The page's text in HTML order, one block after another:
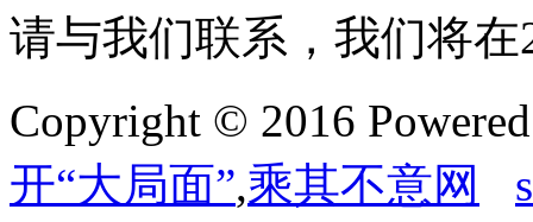
请与我们联系，我们将
Copyright © 2016
开“大局面”,乘其不意网